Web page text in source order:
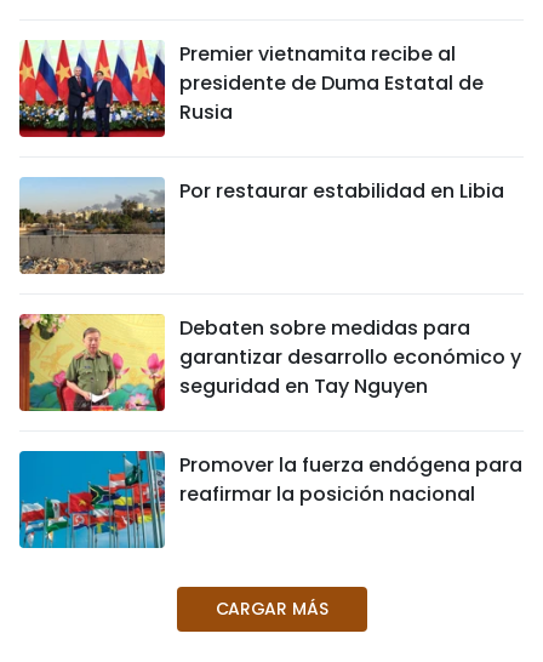
INTERNACIONAL
VIAJES
HISTORIAS MULTIMEDIA
FOTOGRAFÍA
¿QUIÉNES SOMOS?
中文
Premier vietnamita recibe al
presidente de Duma Estatal de
Rusia
Por restaurar estabilidad en Libia
Debaten sobre medidas para
garantizar desarrollo económico y
seguridad en Tay Nguyen
Promover la fuerza endógena para
reafirmar la posición nacional
CARGAR MÁS